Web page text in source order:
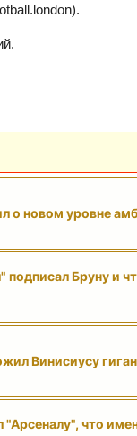
о новом уровне
подписал Бруну и
Винисиусу
что